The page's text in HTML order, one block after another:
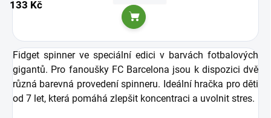
133 Kč
Do košíku
Fidget spinner ve speciální edici v barvách fotbalových
gigantů. Pro fanoušky FC Barcelona jsou k dispozici dvě
různá barevná provedení spinneru. Ideální hračka pro děti
od 7 let, která pomáhá zlepšit koncentraci a uvolnit stres.